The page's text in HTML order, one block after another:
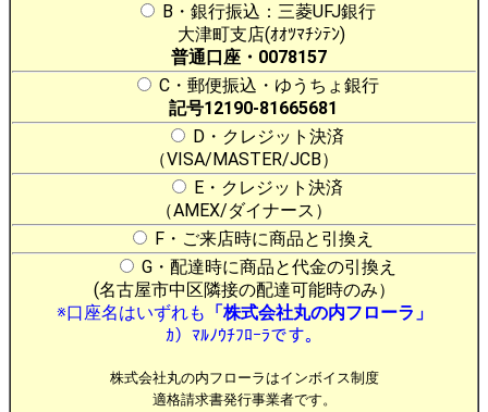
B・銀行振込：三菱UFJ銀行
大津町支店(ｵｵﾂﾏﾁｼﾃﾝ)
普通口座・0078157
C・郵便振込・ゆうちょ銀行
記号12190-81665681
D・クレジット決済
（VISA/MASTER/JCB）
E・クレジット決済
（AMEX/ダイナース）
F・ご来店時に商品と引換え
G・配達時に商品と代金の引換え
(名古屋市中区隣接の配達可能時のみ）
※口座名はいずれも 「株式会社丸の内フローラ」
ｶ）ﾏﾙﾉｳﾁﾌﾛｰﾗです。
株式会社丸の内フローラはインボイス制度
適格請求書発行事業者です。